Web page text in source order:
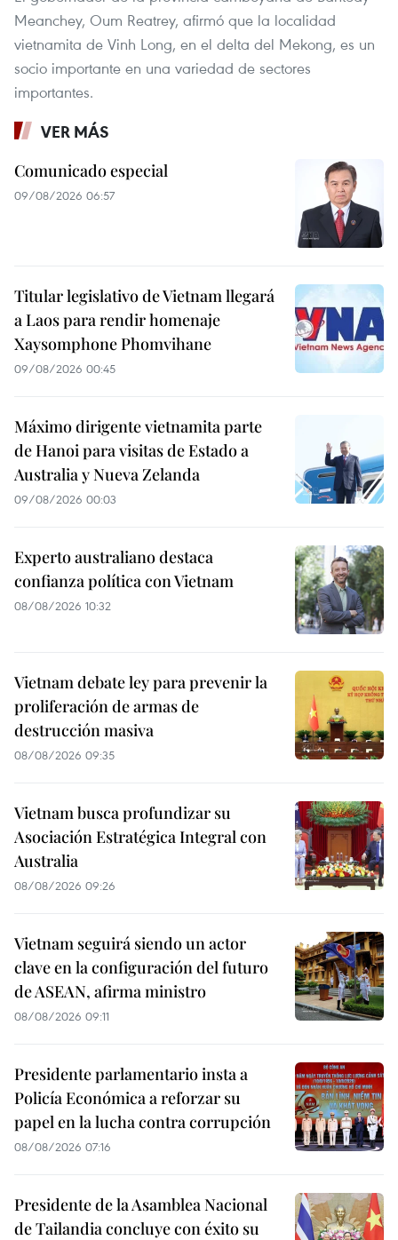
Meanchey, Oum Reatrey, afirmó que la localidad
vietnamita de Vinh Long, en el delta del Mekong, es un
socio importante en una variedad de sectores
importantes.
VER MÁS
Comunicado especial
09/08/2026 06:57
Titular legislativo de Vietnam llegará
a Laos para rendir homenaje
Xaysomphone Phomvihane
09/08/2026 00:45
Máximo dirigente vietnamita parte
de Hanoi para visitas de Estado a
Australia y Nueva Zelanda
09/08/2026 00:03
Experto australiano destaca
confianza política con Vietnam
08/08/2026 10:32
Vietnam debate ley para prevenir la
proliferación de armas de
destrucción masiva
08/08/2026 09:35
Vietnam busca profundizar su
Asociación Estratégica Integral con
Australia
08/08/2026 09:26
Vietnam seguirá siendo un actor
clave en la configuración del futuro
de ASEAN, afirma ministro
08/08/2026 09:11
Presidente parlamentario insta a
Policía Económica a reforzar su
papel en la lucha contra corrupción
08/08/2026 07:16
Presidente de la Asamblea Nacional
de Tailandia concluye con éxito su